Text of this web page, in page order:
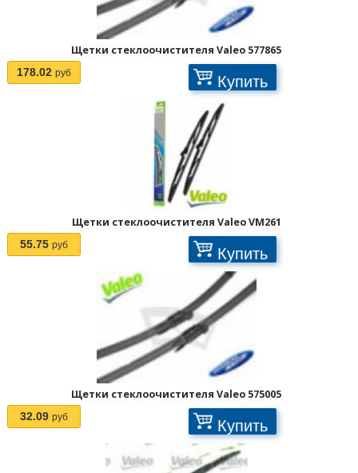
Щетки стеклоочистителя Valeo 577865
178.02 руб Купить
Щетки стеклоочистителя Valeo VM261
55.75 руб Купить
Щетки стеклоочистителя Valeo 575005
32.09 руб Купить
3 > >>